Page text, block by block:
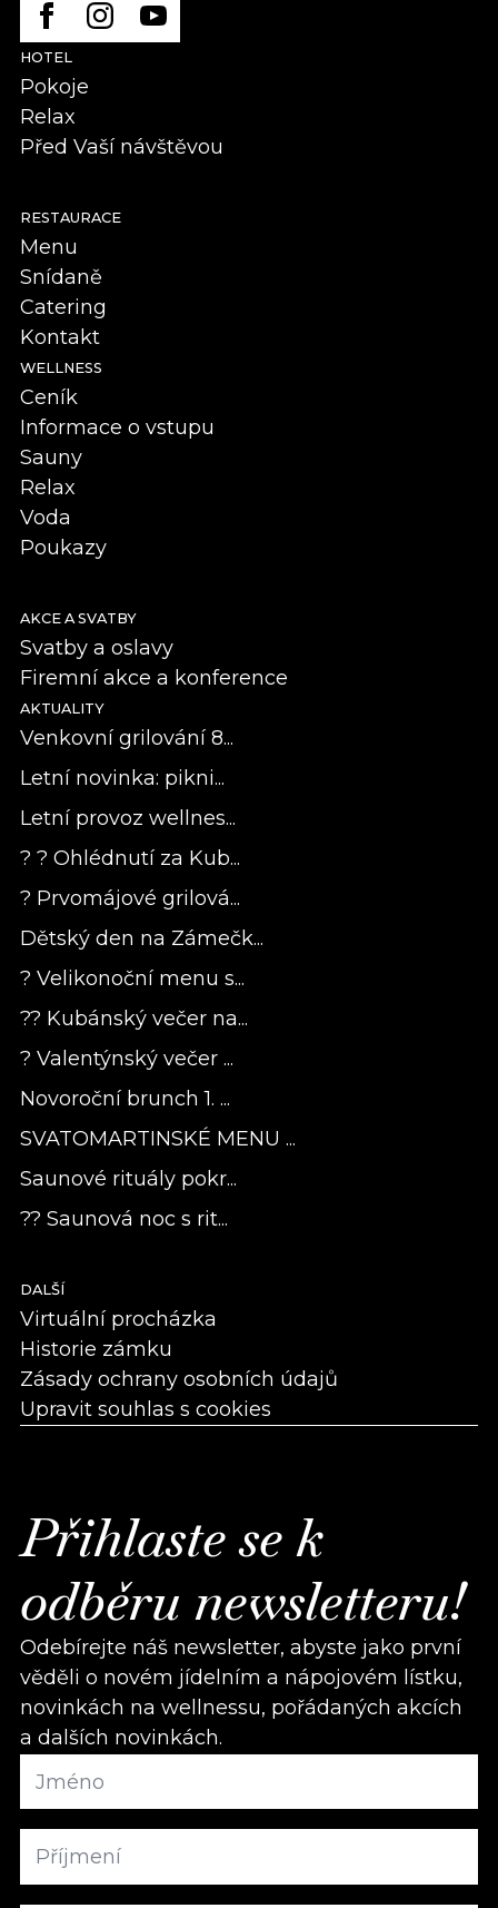
HOTEL
Pokoje
Relax
Před Vaší návštěvou
RESTAURACE
Menu
Snídaně
Catering
Kontakt
WELLNESS
Ceník
Informace o vstupu
Sauny
Relax
Voda
Poukazy
AKCE A SVATBY
Svatby a oslavy
Firemní akce a konference
AKTUALITY
Venkovní grilování 8...
Letní novinka: pikni...
Letní provoz wellnes...
? ? Ohlédnutí za Kub...
? Prvomájové grilová...
Dětský den na Zámečk...
? Velikonoční menu s...
?? Kubánský večer na...
? Valentýnský večer ...
Novoroční brunch 1. ...
SVATOMARTINSKÉ MENU ...
Saunové rituály pokr...
?? Saunová noc s rit...
DALŠÍ
Virtuální procházka
Historie zámku
Zásady ochrany osobních údajů
Upravit souhlas s cookies
Přihlaste se k
odběru newsletteru!
Odebírejte náš newsletter, abyste jako první
věděli o novém jídelním a nápojovém lístku,
novinkách na wellnessu, pořádaných akcích
a dalších novinkách.